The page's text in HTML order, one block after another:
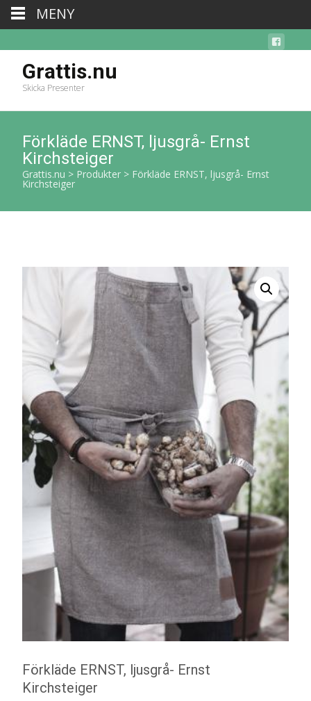
Grattis.nu
Skicka Presenter
Förkläde ERNST, ljusgrå- Ernst
Kirchsteiger
Grattis.nu > Produkter > Förkläde ERNST, ljusgrå- Ernst
Kirchsteiger
Förkläde ERNST, ljusgrå- Ernst
Kirchsteiger
MENY